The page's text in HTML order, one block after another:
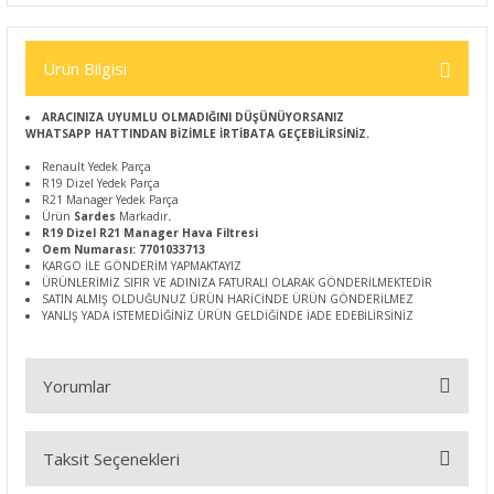
Ürün Bilgisi
ARACINIZA UYUMLU OLMADIĞINI DÜŞÜNÜYORSANIZ
WHATSAPP HATTINDAN BİZİMLE İRTİBATA GEÇEBİLİRSİNİZ.
Renault Yedek Parça
R19 Dizel Yedek Parça
R21 Manager Yedek Parça
Ürün Sardes Markadır.
R19 Dizel R21 Manager Hava Filtresi
Oem Numarası: 7701033713
KARGO İLE GÖNDERİM YAPMAKTAYIZ
ÜRÜNLERİMİZ SIFIR VE ADINIZA FATURALI OLARAK GÖNDERİLMEKTEDİR
SATIN ALMIŞ OLDUĞUNUZ ÜRÜN HARİCİNDE ÜRÜN GÖNDERİLMEZ
YANLIŞ YADA İSTEMEDİĞİNİZ ÜRÜN GELDİĞİNDE İADE EDEBİLİRSİNİZ
Yorumlar
Bu ürüne ilk yorumu siz yapın!
Taksit Seçenekleri